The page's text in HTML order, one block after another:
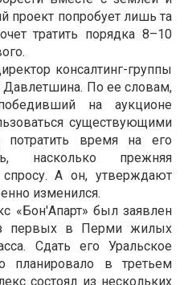
проект попробует лишь та
тратить порядка 8–10
консалтинг-группы
Давлетшина. По ее словам,
на аукционе
существующими
потратить время на его
насколько прежняя
спросу. А он, утверждают
изменился.
«Бон'Апарт» был заявлен
первых в Перми жилых
Сдать его Уральское
планировало в третьем
состоял из нескольких